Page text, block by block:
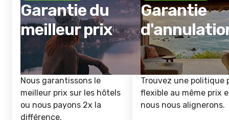
Garantie du
meilleur prix
Nous garantissons le
meilleur prix sur les hôtels
ou nous payons 2x la
différence.
Garantie
Trouvez une politique
flexible au même prix
nous nous alignerons.